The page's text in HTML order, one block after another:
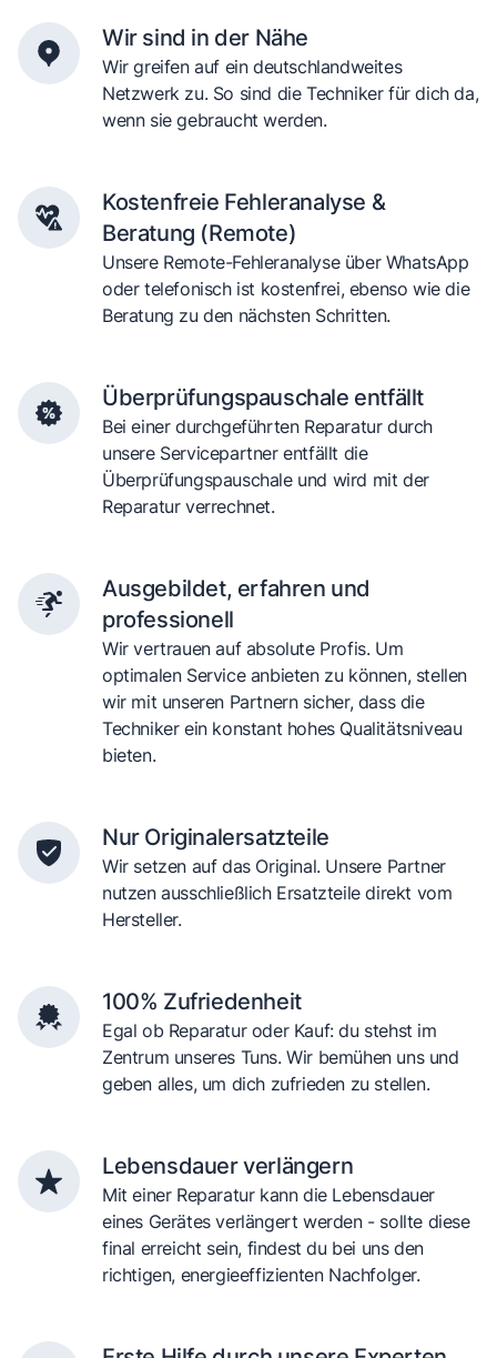
Wir sind in der Nähe
Wir greifen auf ein deutschlandweites
Netzwerk zu. So sind die Techniker für dich da,
wenn sie gebraucht werden.
Kostenfreie Fehleranalyse &
Beratung (Remote)
Unsere Remote-Fehleranalyse über WhatsApp
oder telefonisch ist kostenfrei, ebenso wie die
Beratung zu den nächsten Schritten.
Überprüfungspauschale entfällt
Bei einer durchgeführten Reparatur durch
unsere Servicepartner entfällt die
Überprüfungspauschale und wird mit der
Reparatur verrechnet.
Ausgebildet, erfahren und
professionell
Wir vertrauen auf absolute Profis. Um
optimalen Service anbieten zu können, stellen
wir mit unseren Partnern sicher, dass die
Techniker ein konstant hohes Qualitätsniveau
bieten.
Nur Originalersatzteile
Wir setzen auf das Original. Unsere Partner
nutzen ausschließlich Ersatzteile direkt vom
Hersteller.
100% Zufriedenheit
Egal ob Reparatur oder Kauf: du stehst im
Zentrum unseres Tuns. Wir bemühen uns und
geben alles, um dich zufrieden zu stellen.
Lebensdauer verlängern
Mit einer Reparatur kann die Lebensdauer
eines Gerätes verlängert werden - sollte diese
final erreicht sein, findest du bei uns den
richtigen, energieeffizienten Nachfolger.